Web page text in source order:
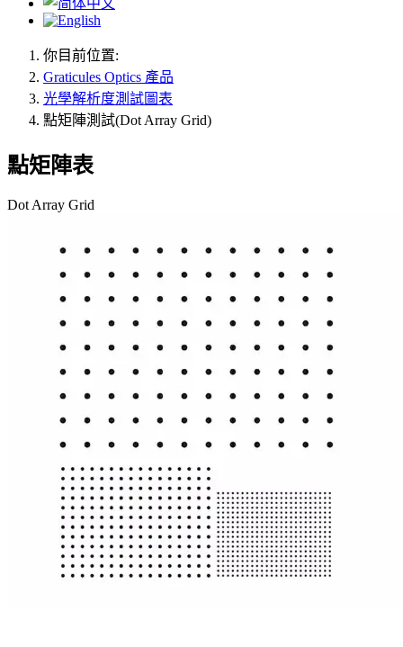
你目前位置:
Graticules Optics 產品
光學解析度測試圖表
點矩陣測試(Dot Array Grid)
點矩陣表
Dot Array Grid